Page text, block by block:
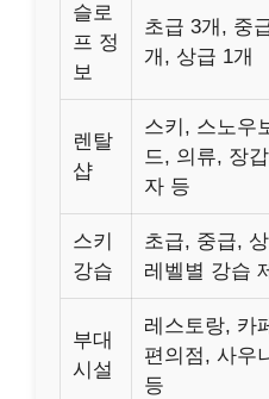
슬로
프 정
보
초급 3개, 중
개, 상급 1개
렌탈
샵
스키, 스노우
드, 의류, 장
자 등
스키
강습
초급, 중급,
레벨별 강습
부대
시설
레스토랑, 카
편의점, 사우
등